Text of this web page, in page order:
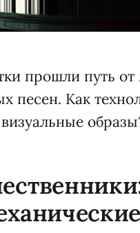
прошли путь от
песен. Как